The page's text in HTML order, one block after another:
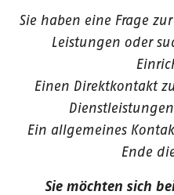
Sie haben eine Frage
Leistungen oder
Einen Direktkontakt
Ein allgemeines
Ende
Sie möchten sich